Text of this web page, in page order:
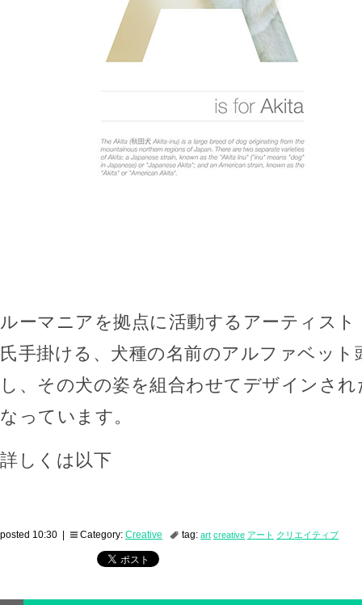
ルーマニアを拠点に活動するアーティスト
氏手掛ける、犬種の名前のアルファベット
し、その犬の姿を組合わせてデザインさ
なっています。
詳しくは以下
posted 10:30 | Category: Creative tag: art creative アート クリエイティブ